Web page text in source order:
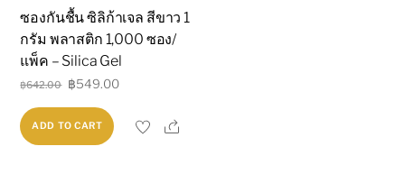
ซองกันชื้น ซิลิก้าเจล สีขาว 1
กรัม พลาสติก 1,000 ซอง/
แพ็ค – Silica Gel
฿642.00 Original
price
was:
฿549.00Current
ADD TO CART Share